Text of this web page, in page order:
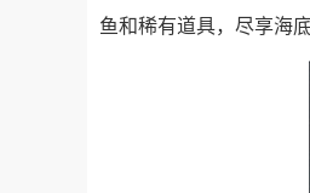
鱼和稀有道具，尽享海